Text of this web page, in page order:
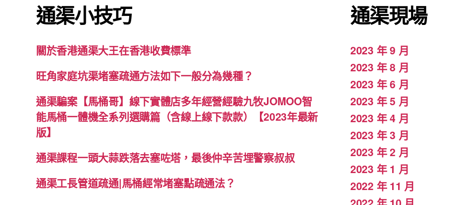
通渠小技巧
關於香港通渠大王在香港收費標準
旺角家庭坑渠堵塞疏通方法如下一般分為幾種？
通渠騙案【馬桶哥】線下實體店多年經營經驗九牧JOMOO智
能馬桶一體機全系列選購篇（含線上線下款款）【2023年最新
版】
通渠課程一頭大蒜跌落去塞咗塔，最後仲辛苦埋警察叔叔
通渠工長管道疏通|馬桶經常堵塞點疏通法？
通渠現場
2023 年 9 月
2023 年 8 月
2023 年 6 月
2023 年 5 月
2023 年 4 月
2023 年 3 月
2023 年 2 月
2023 年 1 月
2022 年 11 月